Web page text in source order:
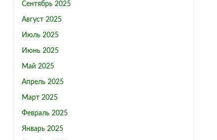
Сентябрь 2025
Август 2025
Июль 2025
Июнь 2025
Май 2025
Апрель 2025
Март 2025
Февраль 2025
Январь 2025